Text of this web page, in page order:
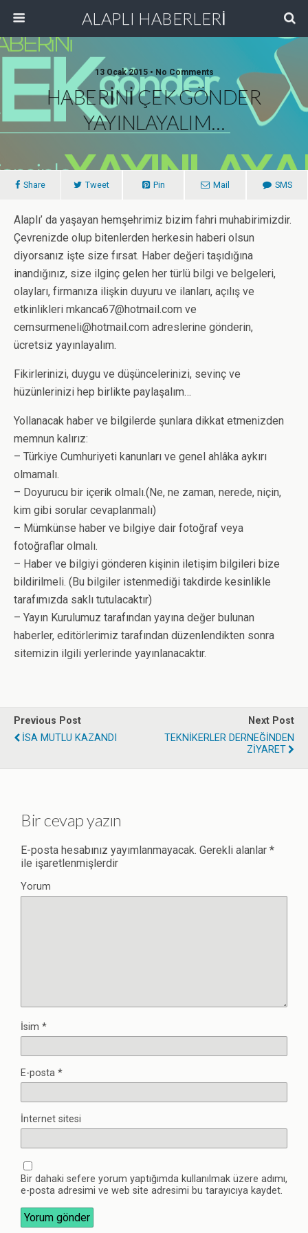
ALAPLI HABERLERİ
13 Ocak 2015 • No Comments
HABERİNİ ÇEK GÖNDER
YAYINLAYALIM…
Share Tweet Pin Mail SMS
Alaplı’ da yaşayan hemşehrimiz bizim fahri muhabirimizdir.
Çevrenizde olup bitenlerden herkesin haberi olsun
diyorsanız işte size fırsat. Haber değeri taşıdığına
inandığınız, size ilginç gelen her türlü bilgi ve belgeleri,
olayları, firmanıza ilişkin duyuru ve ilanları, açılış ve
etkinlikleri mkanca67@hotmail.com ve
cemsurmeneli@hotmail.com adreslerine gönderin,
ücretsiz yayınlayalım.
Fikirlerinizi, duygu ve düşüncelerinizi, sevinç ve
hüzünlerinizi hep birlikte paylaşalım…
Yollanacak haber ve bilgilerde şunlara dikkat etmenizden
memnun kalırız:
– Türkiye Cumhuriyeti kanunları ve genel ahlâka aykırı
olmamalı.
– Doyurucu bir içerik olmalı.(Ne, ne zaman, nerede, niçin,
kim gibi sorular cevaplanmalı)
– Mümkünse haber ve bilgiye dair fotoğraf veya
fotoğraflar olmalı.
– Haber ve bilgiyi gönderen kişinin iletişim bilgileri bize
bildirilmeli. (Bu bilgiler istenmediği takdirde kesinlikle
tarafımızda saklı tutulacaktır)
– Yayın Kurulumuz tarafından yayına değer bulunan
haberler, editörlerimiz tarafından düzenlendikten sonra
sitemizin ilgili yerlerinde yayınlanacaktır.
Previous Post
İSA MUTLU KAZANDI
Next Post
TEKNİKERLER DERNEĞİNDEN
ZİYARET
Bir cevap yazın
E-posta hesabınız yayımlanmayacak. Gerekli alanlar *
ile işaretlenmişlerdir
Yorum
İsim *
E-posta *
İnternet sitesi
Bir dahaki sefere yorum yaptığımda kullanılmak üzere adımı,
e-posta adresimi ve web site adresimi bu tarayıcıya kaydet.